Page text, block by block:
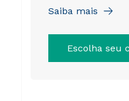
Saiba mais
Escolha seu